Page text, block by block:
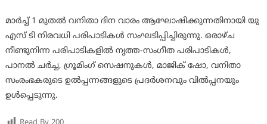
മാർച്ച് 1 മുതൽ വനിതാ ദിന വാരം ആഘോഷിക്കുന്നതിനായി യു
എസ് ടി നിരവധി പരിപാടികൾ സംഘടിപ്പിച്ചിരുന്നു. ഒരാഴ്ച
നീണ്ടുനിന്ന പരിപാടികളിൽ നൃത്ത-സംഗീത പരിപാടികൾ,
പാനൽ ചർച്ച, ഗ്രൂമിംഗ് സെഷനുകൾ, മാജിക് ഷോ, വനിതാ
സംരംഭകരുടെ ഉൽപ്പന്നങ്ങളുടെ പ്രദർശനവും വിൽപ്പനയും
ഉൾപ്പെടുന്നു.